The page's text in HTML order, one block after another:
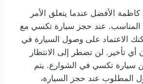
الأفضل عندما يتعلق الأمر
المناسب. عند حجز سيارة تكسي مع
الاعتماد على وصول السيارة في
أي تأخير. لن تضطر إلى الانتظار
سيارة تكسي في الشوارع. يتم
المطلوب عند حجز السيارة،